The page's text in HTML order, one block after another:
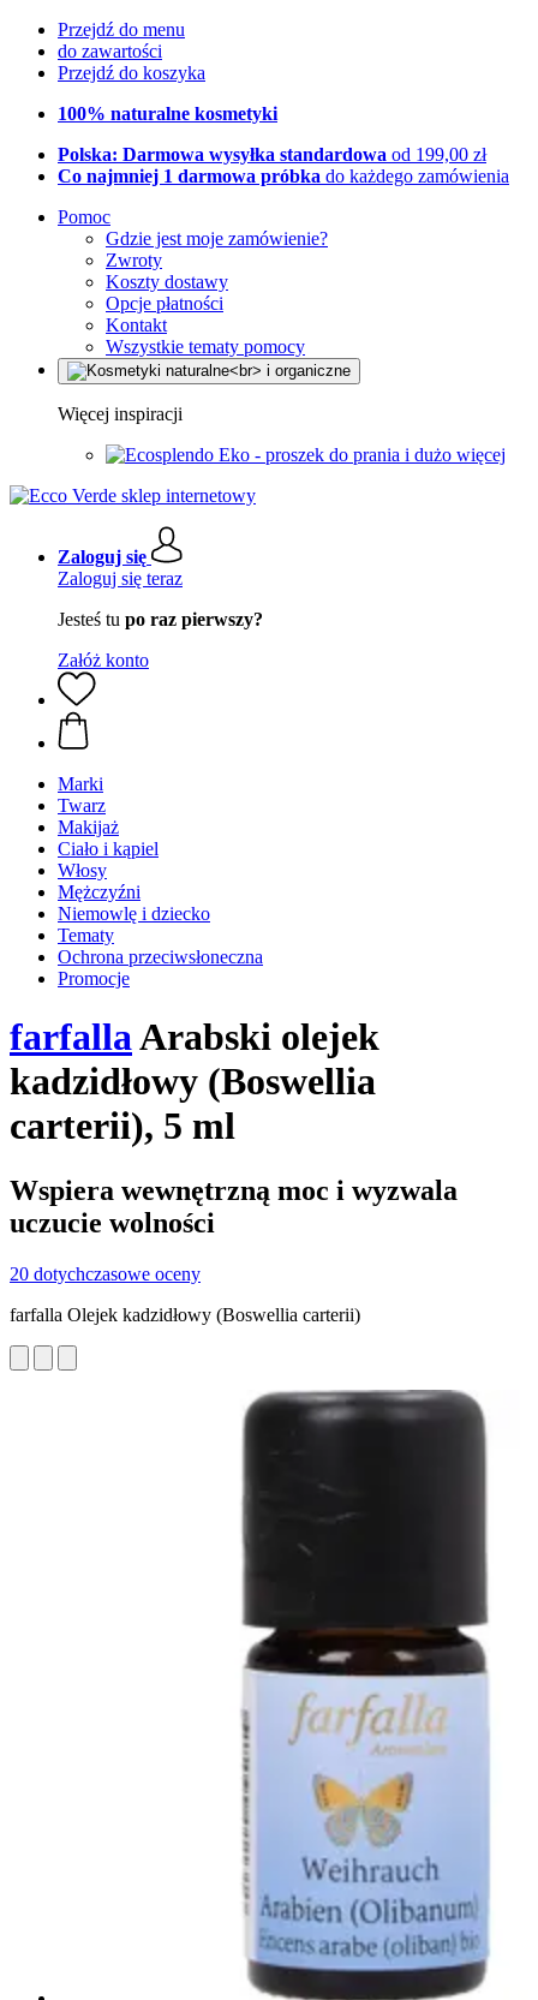
Przejdź do menu
do zawartości
Przejdź do koszyka
100% naturalne kosmetyki
Polska: Darmowa wysyłka standardowa od 199,00 zł
Co najmniej 1 darmowa próbka do każdego zamówienia
Pomoc
Gdzie jest moje zamówienie?
Zwroty
Koszty dostawy
Opcje płatności
Kontakt
Wszystkie tematy pomocy
Więcej inspiracji
Eko - proszek do prania i dużo więcej
Zaloguj się
Zaloguj się teraz
Jesteś tu po raz pierwszy?
Załóż konto
Marki
Twarz
Makijaż
Ciało i kąpiel
Włosy
Mężczyźni
Niemowlę i dziecko
Tematy
Ochrona przeciwsłoneczna
Promocje
farfallaArabski olejek
kadzidłowy (Boswellia
carterii), 5 ml
Wspiera wewnętrzną moc i wyzwala
uczucie wolności
20 dotychczasowe oceny
farfalla Olejek kadzidłowy (Boswellia carterii)